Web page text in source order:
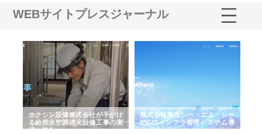
WEBサイトプレスジャーナル
ホクシン設備株式会社が手がけ
る給排水空調消火設備工事の実
績と強み
株式会社東京シー・エム・シー
のGISインフラ管理システム導
入メリット